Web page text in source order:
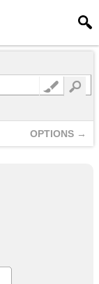
OPTIONS →